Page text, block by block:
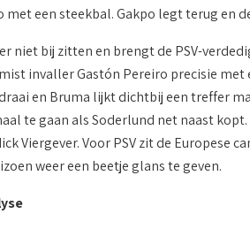
met een steekbal. Gakpo legt terug en
niet bij zitten en brengt de PSV-
invaller Gastón Pereiro precisie
en Bruma lijkt dichtbij een treffer
te gaan als Soderlund net naast
Viergever. Voor PSV zit de Europese
weer een beetje glans te geven.